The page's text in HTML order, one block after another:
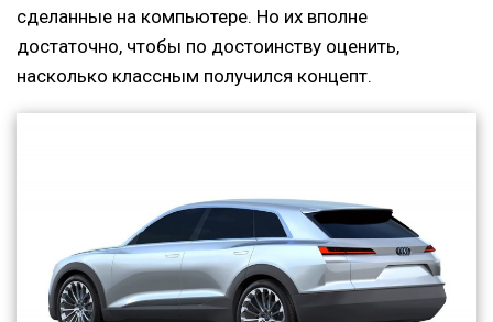
сделанные на компьютере. Но их вполне
достаточно, чтобы по достоинству оценить,
насколько классным получился концепт.